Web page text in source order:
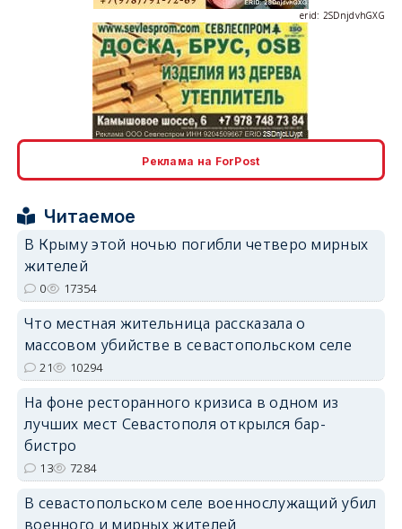
erid: 2SDnjcLUypt
erid: 2SDnjcrDNw6
Реклама на ForPost
Читаемое
В Крыму этой ночью погибли четверо мирных
жителей
0 17354
Что местная жительница рассказала о
массовом убийстве в севастопольском селе
21 10294
На фоне ресторанного кризиса в одном из
лучших мест Севастополя открылся бар-
бистро
13 7284
В севастопольском селе военнослужащий убил
военного и мирных жителей